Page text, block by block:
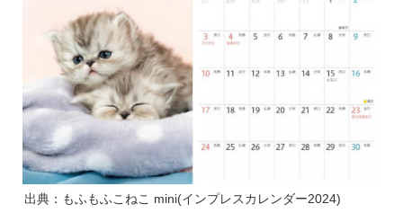
出典：もふもふこねこ mini(インプレスカレンダー2024)